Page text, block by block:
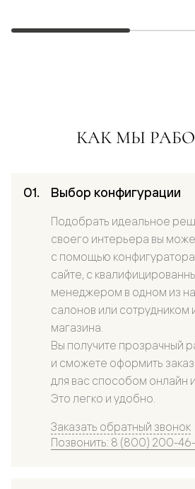
КАК МЫ
Выбор конфигурации
Подобрать идеальное
своего интерьера вы
с помощью
сайте, с
менеджером в одном из
салонов или сотрудником
магазина.
Вы получите прозрачный
и сможете оформить
для вас способом онлайн
Это легко и удобно.
Заказать обратный звонок
Позвонить: 8 (800) 200-